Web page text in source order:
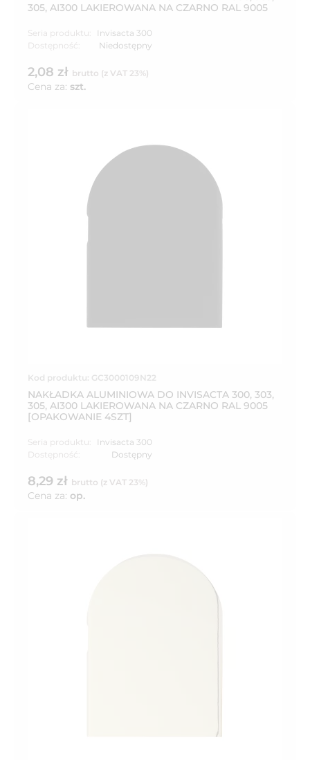
305, AI300 LAKIEROWANA NA CZARNO RAL 9005
Seria produktu:
Invisacta 300
Dostępność:
Niedostępny
2,08 zł brutto (z VAT 23%)
Cena za: szt.
Kod produktu: GC3000109N22
NAKŁADKA ALUMINIOWA DO INVISACTA 300, 303,
305, AI300 LAKIEROWANA NA CZARNO RAL 9005
[OPAKOWANIE 4SZT]
Seria produktu:
Invisacta 300
Dostępność:
Dostępny
8,29 zł brutto (z VAT 23%)
Cena za: op.